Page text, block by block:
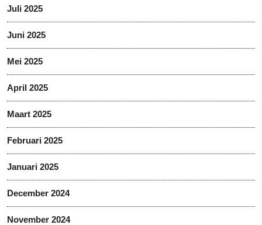
Juli 2025
Juni 2025
Mei 2025
April 2025
Maart 2025
Februari 2025
Januari 2025
December 2024
November 2024